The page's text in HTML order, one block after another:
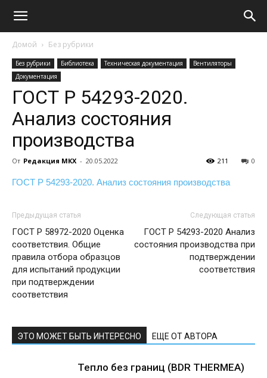
Домой Без рубрики
Без рубрики Библиотека Техническая документация
Вентиляторы
Документация
ГОСТ Р 54293-2020.
Анализ состояния
производства
От Редакция МКХ - 20.05.2022 0
211
ГОСТ Р 54293-2020. Анализ состояния производства
Предыдущая статья
ГОСТ Р 58972-2020 Оценка
соответствия. Общие
правила отбора образцов
для испытаний продукции
при подтверждении
соответствия
Следующая статья
ГОСТ Р 54293-2020 Анализ
состояния производства при
подтверждении
соответствия
ЭТО МОЖЕТ БЫТЬ ИНТЕРЕСНО ЕЩЕ ОТ АВТОРА
Тепло без границ (BDR THERMEA)